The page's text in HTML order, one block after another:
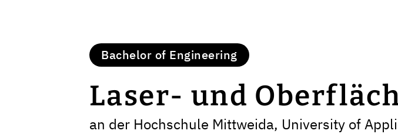
Bachelor of Engineering
Laser- und
an der Hochschule Mittweida, University of